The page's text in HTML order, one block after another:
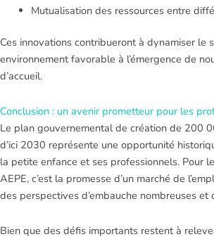
Mutualisation des ressources entre
Ces innovations contribueront à dynamiser le
environnement favorable à l’émergence de
d’accueil.
Conclusion : un avenir prometteur pour les
Le plan gouvernemental de création de 200
d’ici 2030 représente une opportunité
la petite enfance et ses professionnels. Pour
AEPE, c’est la promesse d’un marché de
des perspectives d’embauche nombreuses et
Bien que des défis importants restent à